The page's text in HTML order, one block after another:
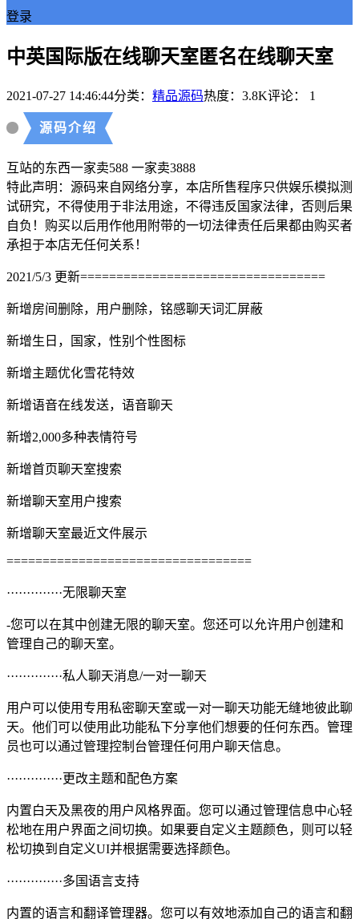
登录
中英国际版在线聊天室匿名在线聊天室
2021-07-27 14:46:44分类： 精品源码热度：3.8K评论： 1
源码介绍
互站的东西一家卖588 一家卖3888
特此声明：源码来自网络分享，本店所售程序只供娱乐模拟测
试研究，不得使用于非法用途，不得违反国家法律，否则后果
自负！购买以后用作他用附带的一切法律责任后果都由购买者
承担于本店无任何关系！
2021/5/3 更新==================================
新增房间删除，用户删除，铭感聊天词汇屏蔽
新增生日，国家，性别个性图标
新增主题优化雪花特效
新增语音在线发送，语音聊天
新增2,000多种表情符号
新增首页聊天室搜索
新增聊天室用户搜索
新增聊天室最近文件展示
==================================
··············无限聊天室
-您可以在其中创建无限的聊天室。您还可以允许用户创建和
管理自己的聊天室。
··············私人聊天消息/一对一聊天
用户可以使用专用私密聊天室或一对一聊天功能无缝地彼此聊
天。他们可以使用此功能私下分享他们想要的任何东西。管理
员也可以通过管理控制台管理任何用户聊天信息。
··············更改主题和配色方案
内置白天及黑夜的用户风格界面。您可以通过管理信息中心轻
松地在用户界面之间切换。如果要自定义主题颜色，则可以轻
松切换到自定义UI并根据需要选择颜色。
··············多国语言支持
内置的语言和翻译管理器。您可以有效地添加自己的语言和翻